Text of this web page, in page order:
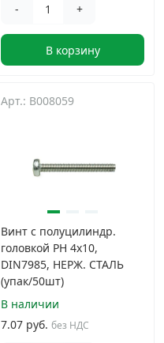
- +
В корзину
Арт.: B008059
Винт с полуцилиндр.
головкой PH 4х10,
DIN7985, НЕРЖ. СТАЛЬ
(упак/50шт)
В наличии
7.07 руб. без НДС